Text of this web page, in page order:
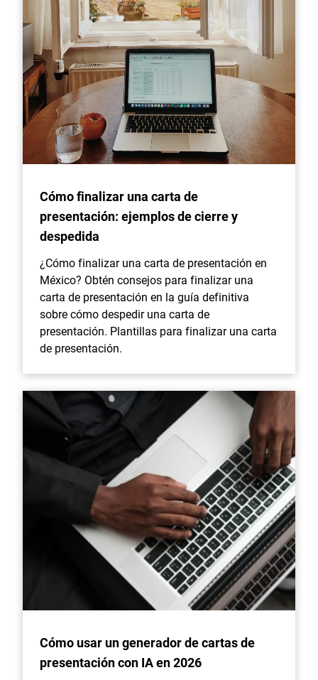
Cómo finalizar una carta de
presentación: ejemplos de cierre y
despedida
¿Cómo finalizar una carta de presentación en
México? Obtén consejos para finalizar una
carta de presentación en la guía definitiva
sobre cómo despedir una carta de
presentación. Plantillas para finalizar una carta
de presentación.
Cómo usar un generador de cartas de
presentación con IA en 2026